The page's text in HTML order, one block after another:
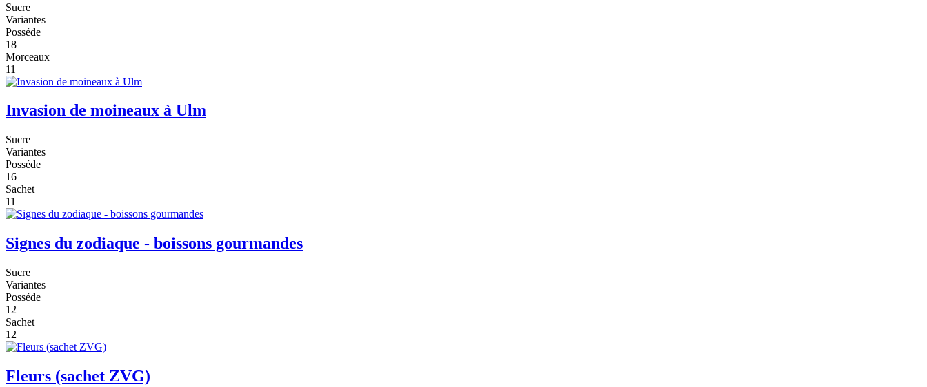
Sucre
Variantes
Posséde
18
Morceaux
11
Invasion de moineaux à Ulm
Sucre
Variantes
Posséde
16
Sachet
11
Signes du zodiaque - boissons gourmandes
Sucre
Variantes
Posséde
12
Sachet
12
Fleurs (sachet ZVG)